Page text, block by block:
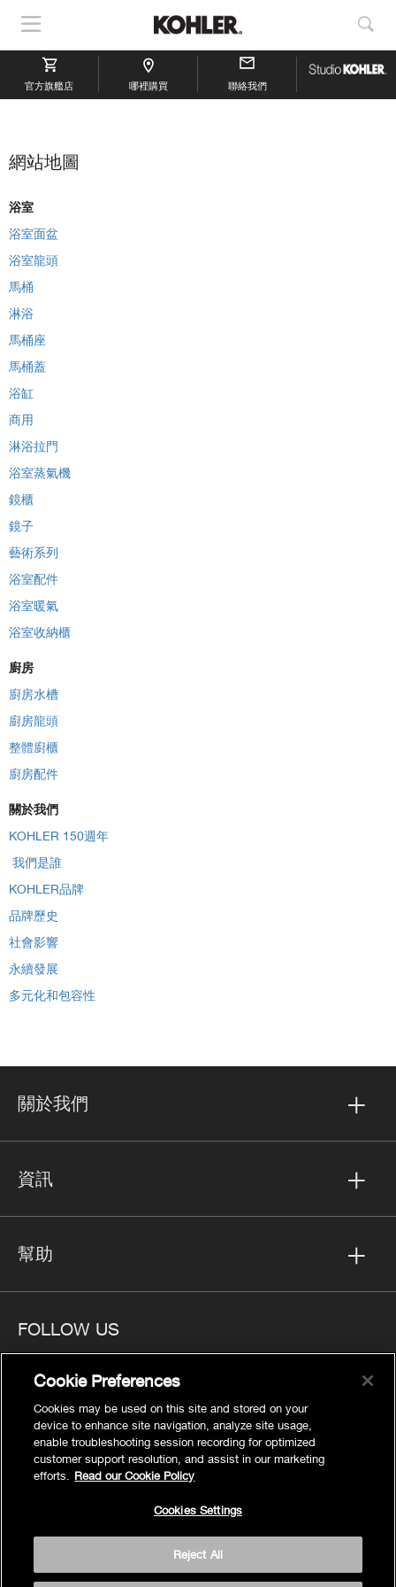
顯
示
導
航
顯
示
搜
官方旗艦店 哪裡購買 聯絡我們
網站地圖
浴室
浴室面盆
浴室龍頭
馬桶
淋浴
馬桶座
馬桶蓋
浴缸
商用
淋浴拉門
浴室蒸氣機
鏡櫃
鏡子
藝術系列
浴室配件
浴室暖氣
浴室收納櫃
廚房
廚房水槽
廚房龍頭
整體廚櫃
廚房配件
關於我們
KOHLER 150週年
​ 我們是誰
KOHLER品牌
品牌歷史
社會影響
永續發展
多元化和包容性
關於我們
資訊
幫助
FOLLOW US
隱私
Cookies Settings
法律聲明
條款
Cookie Preferences
Cookies may be used on this site and stored on your
device to enhance site navigation, analyze site usage,
enable troubleshooting session recording for optimized
customer support resolution, and assist in our marketing
efforts.
Read our Cookie Policy
Cookies Settings
Reject All